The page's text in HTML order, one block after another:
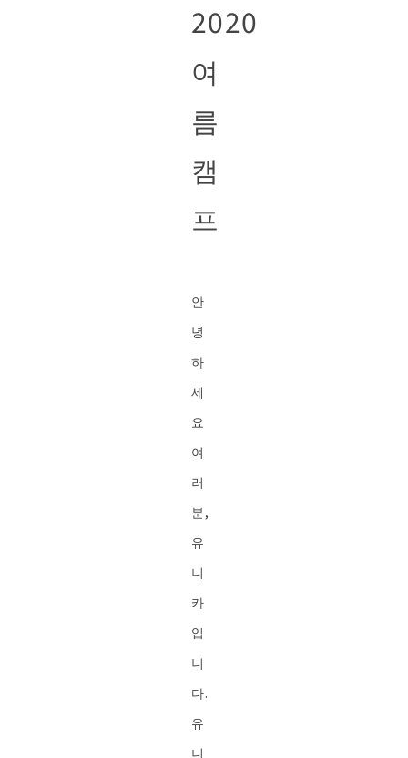
2020
여
름
캠
프
안
녕
하
세
요
여
러
분,
유
니
카
입
니
다.
유
니